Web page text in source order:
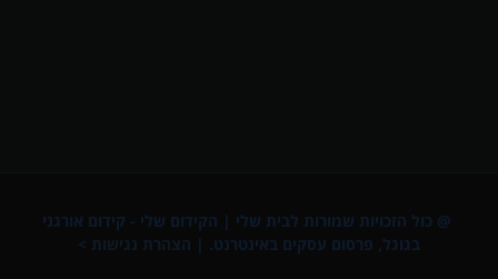
@ כול הזכויות שמורות לבית שלי | הקידום שלי - קידום אורגני
בגוגל פרסום עסקים באינטרנט. | הצהרת נגישות >